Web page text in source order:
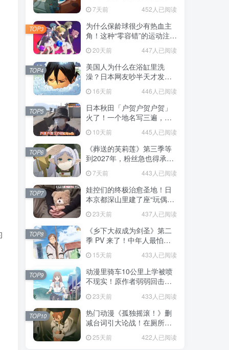
7天前 452人已阅读
为什么保龄球很少有热血主
角！这种“零容错”的运动注定
们的生活！
20天前 447人已阅读
TOP3
美国人为什么在浴缸里洗
澡？日本网友吵半天才发
藏在浴室地板里！
16天前 446人已阅读
TOP4
日本秋田「户贺户贺户贺」
火了！一个地名写三遍，竟
不是玩梗而是150年旧账！
10天前 445人已阅读
TOP5
《葬送的芙莉莲》第三季等
到2027年，粉丝急也得承认
这次慢得有道理！
7天前 443人已阅读
TOP6
娃控们的终极治愈圣地！日
本京都深山里建了座“玩偶神
社”，不仅能拍照还能给娃祈
福！23天前 437人已阅读
TOP7
《乡下大叔成为剑圣》第二
季 PV 来了！中年人最怕的
不是变老，而是没人愿意再
相信你！
15天前 433人已阅读
TOP8
动漫里骑车10公里上学被喷
不现实！原作者弱弱回击：
常通勤！
23天前 433人已阅读
TOP9
热门动漫《孤独摇滚！》删
减台词引大论战！在厕所吃
现充！
25天前 422人已阅读
TOP10